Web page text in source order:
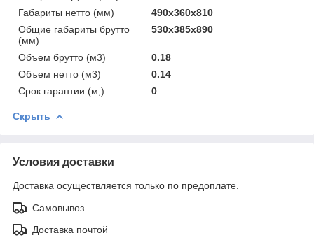
Габариты нетто (мм)
490x360x810
Общие габариты брутто
(мм)
530x385x890
Объем брутто (м3)
0.18
Объем нетто (м3)
0.14
Срок гарантии (м,)
0
Скрыть
Условия доставки
Доставка осуществляется только по предоплате.
Самовывоз
Доставка почтой